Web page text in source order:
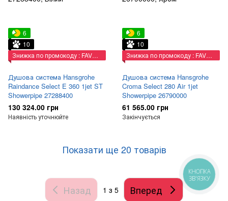
6
10
Знижка по промокоду : FAVORIT
Душова система Hansgrohe
Raindance Select E 360 1jet ST
Showerpipe 27288400
130 324.00 грн
Наявність уточнюйте
6
10
Знижка по промокоду : FAVORIT
Душова система Hansgrohe
Croma Select 280 Air 1jet
Showerpipe 26790000
61 565.00 грн
Закінчується
Показати ще 20 товарів
Назад 1 з 5 Вперед
КНОПКА
ЗВ'ЯЗКУ